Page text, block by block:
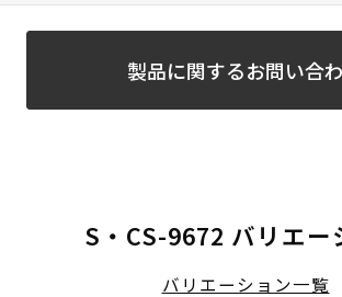
製品に関するお問い合
S・CS-9672 バリエー
バリエーション一覧